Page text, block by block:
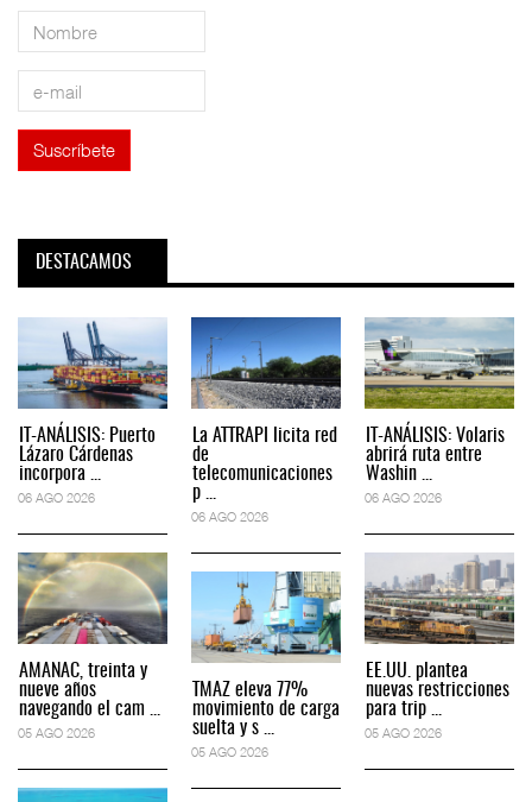
DESTACAMOS
IT-ANÁLISIS: Puerto
Lázaro Cárdenas
incorpora ...
06 AGO 2026
AMANAC, treinta y
nueve años
navegando el cam ...
05 AGO 2026
La ATTRAPI licita red
de
telecomunicaciones
p ...
06 AGO 2026
TMAZ eleva 77%
movimiento de carga
suelta y s ...
05 AGO 2026
IT-ANÁLISIS: Volaris
abrirá ruta entre
Washin ...
06 AGO 2026
EE.UU. plantea
nuevas restricciones
para trip ...
05 AGO 2026